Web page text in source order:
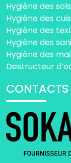
Hygiène des
Hygiène des
Hygiène des
Hygiène des
Hygiène des
Destructeur
CONTACTS